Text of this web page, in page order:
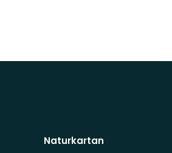
Naturkartan